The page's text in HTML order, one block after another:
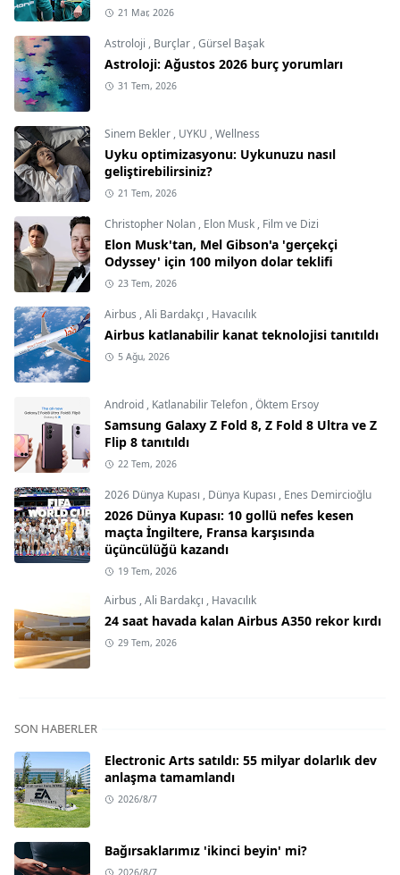
21 Mar, 2026
Astroloji , Burçlar ,Gürsel Başak
Astroloji: Ağustos 2026 burç yorumları
31 Tem, 2026
Sinem Bekler , UYKU ,Wellness
Uyku optimizasyonu: Uykunuzu nasıl
geliştirebilirsiniz?
21 Tem, 2026
Christopher Nolan , Elon Musk , Film ve Dizi
Elon Musk'tan, Mel Gibson'a 'gerçekçi
Odyssey' için 100 milyon dolar teklifi
23 Tem, 2026
Airbus ,Ali Bardakçı , Havacılık
Airbus katlanabilir kanat teknolojisi tanıtıldı
5 Ağu, 2026
Android , Katlanabilir Telefon ,Öktem Ersoy
Samsung Galaxy Z Fold 8, Z Fold 8 Ultra ve Z
Flip 8 tanıtıldı
22 Tem, 2026
2026 Dünya Kupası , Dünya Kupası , Enes Demircioğlu
2026 Dünya Kupası: 10 gollü nefes kesen
maçta İngiltere, Fransa karşısında
üçüncülüğü kazandı
19 Tem, 2026
Airbus ,Ali Bardakçı , Havacılık
24 saat havada kalan Airbus A350 rekor kırdı
29 Tem, 2026
SON HABERLER
Electronic Arts satıldı: 55 milyar dolarlık dev
anlaşma tamamlandı
2026/8/7
Bağırsaklarımız 'ikinci beyin' mi?
2026/8/7